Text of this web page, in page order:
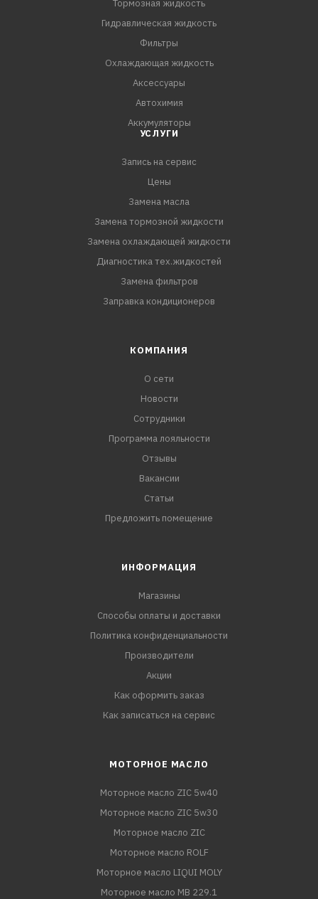
Тормозная жидкость
Гидравлическая жидкость
Фильтры
Охлаждающая жидкость
Аксессуары
Автохимия
Аккумуляторы
УСЛУГИ
Запись на сервис
Цены
Замена масла
Замена тормозной жидкости
Замена охлаждающей жидкости
Диагностика тех.жидкостей
Замена фильтров
Заправка кондиционеров
КОМПАНИЯ
О сети
Новости
Сотрудники
Программа лояльности
Отзывы
Вакансии
Статьи
Предложить помещение
ИНФОРМАЦИЯ
Магазины
Способы оплаты и доставки
Политика конфиденциальности
Производители
Акции
Как оформить заказ
Как записаться на сервис
МОТОРНОЕ МАСЛО
Моторное масло ZIC 5w40
Моторное масло ZIC 5w30
Моторное масло ZIC
Моторное масло ROLF
Моторное масло LIQUI MOLY
Моторное масло MB 229.1